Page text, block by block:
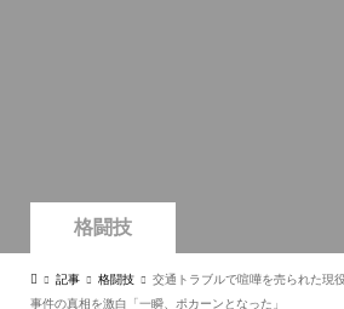
格闘技
記事 格闘技
交通トラブルで喧嘩を売られた現
事件の真相を激白「一瞬、ポカーンとなった」